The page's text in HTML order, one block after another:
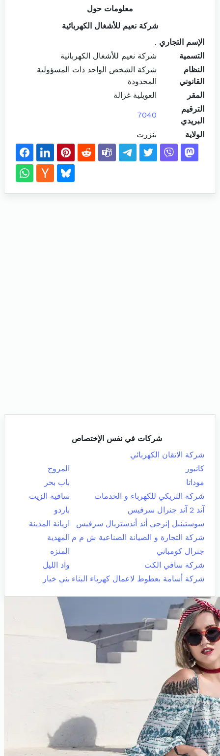
معلومات حول
شركة نعيم للأشغال الكهربائية
الإسم التجاري .
التسمية
شركة نعيم للأشغال الكهربائية
النظام
القانوني
شركة الشخص الواحد ذات المسؤولية
المحدودة
المقر
العويلية غزالة
الترقيم
البريدي
7040
الولاية بنزرت
شركات في نفس الإختصاص
شركة الاتقان الكهربائي
كانبور
المروج
موداتا
باب بحر
شركة التريكي للكهرباء و الخدمات
ساقية الزيت
آند 2 آند جنرال سرفيس
باردو
سوستينبل إنرجي أند أندستريال سرفيس
اريانة المدينة
شركة التجارة و الصيانة الصناعية ش م م المهدية
جنرال كومباني
المنزه
شركة سافي الكت
واد الليل
شركة أسامة بعطوط لاعمال كهرباء البناء بني خيار